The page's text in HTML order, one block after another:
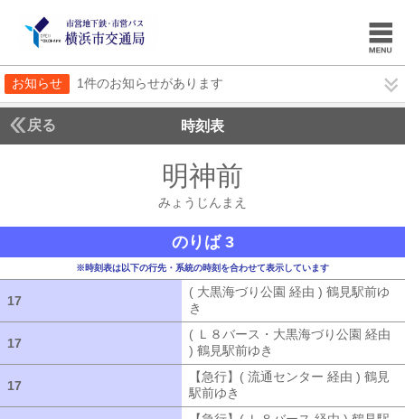
お知らせ 1件のお知らせがあります
戻る 時刻表
明神前
みょうじんまえ
のりば 3
※時刻表は以下の行先・系統の時刻を合わせて表示しています
17
( 大黒海づり公園 経由 ) 鶴見駅前ゆ
き
17
( Ｌ８バース・大黒海づり公園 経由
) 鶴見駅前ゆき
17
【急行】( 流通センター 経由 ) 鶴見
駅前ゆき